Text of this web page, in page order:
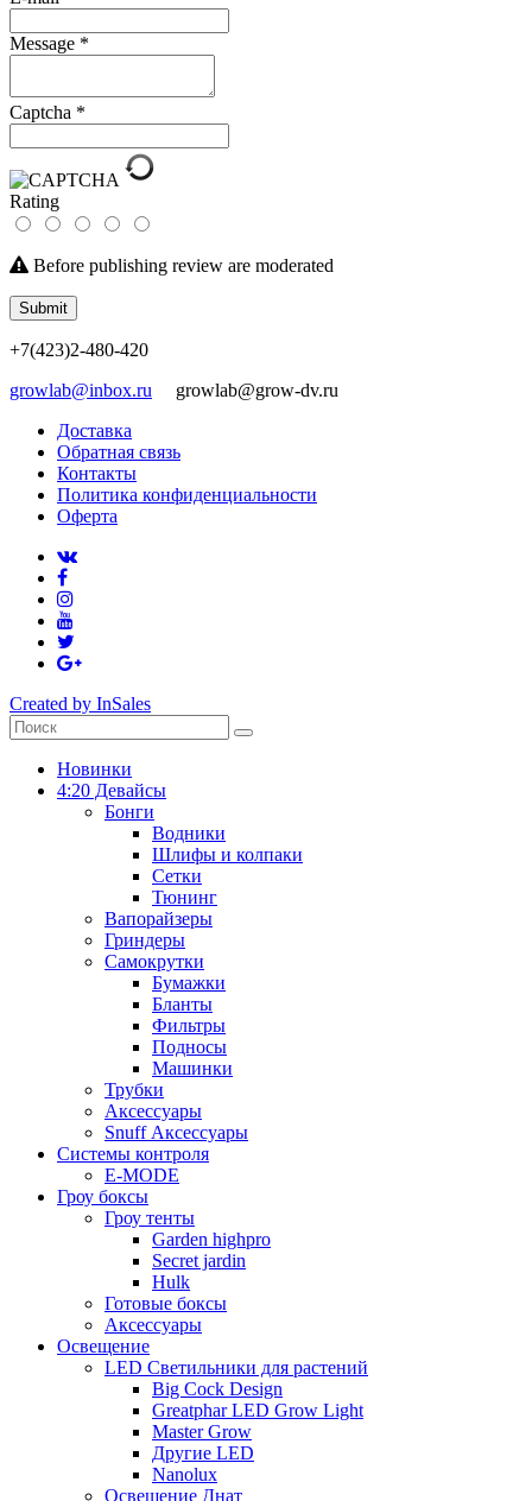
Message *
Captcha *
Rating
Before publishing review are moderated
Submit
+7(423)2-480-420
growlab@inbox.ru growlab@grow-dv.ru
Доставка
Обратная связь
Контакты
Политика конфиденциальности
Оферта
Created by InSales
Новинки
4:20 Девайсы
Бонги
Водники
Шлифы и колпаки
Сетки
Тюнинг
Вапорайзеры
Гриндеры
Самокрутки
Бумажки
Бланты
Фильтры
Подносы
Машинки
Трубки
Аксессуары
Snuff Аксессуары
Системы контроля
E-MODE
Гроу боксы
Гроу тенты
Garden highpro
Secret jardin
Hulk
Готовые боксы
Аксессуары
Освещение
LED Светильники для растений
Big Cock Design
Greatphar LED Grow Light
Master Grow
Другие LED
Nanolux
Освещение Днат